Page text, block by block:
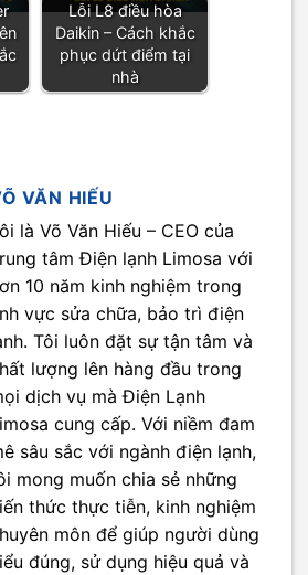
Lỗi L8 điều hòa
Daikin – Cách khắc
phục dứt điểm tại
nhà
VĂN HIẾU
là Võ Văn Hiếu – CEO của
tâm Điện lạnh Limosa với
10 năm kinh nghiệm trong
vực sửa chữa, bảo trì điện
Tôi luôn đặt sự tận tâm và
lượng lên hàng đầu trong
dịch vụ mà Điện Lạnh
cung cấp. Với niềm đam
sâu sắc với ngành điện lạnh,
mong muốn chia sẻ những
thức thực tiễn, kinh nghiệm
môn để giúp người dùng
đúng, sử dụng hiệu quả và